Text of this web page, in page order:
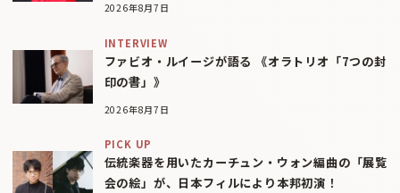
2026年8月7日
INTERVIEW
ファビオ・ルイージが語る 《オラトリオ「7つの封
印の書」》
2026年8月7日
PICK UP
伝統楽器を用いたカーチュン・ウォン編曲の「展覧
会の絵」が、日本フィルにより本邦初演！